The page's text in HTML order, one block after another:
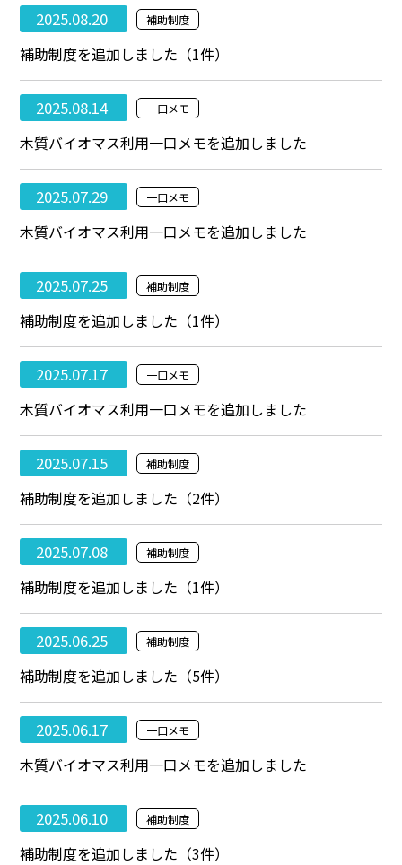
2025.08.20 補助制度
補助制度を追加しました（1件）
2025.08.14 一口メモ
木質バイオマス利用一口メモを追加しました
2025.07.29 一口メモ
木質バイオマス利用一口メモを追加しました
2025.07.25 補助制度
補助制度を追加しました（1件）
2025.07.17 一口メモ
木質バイオマス利用一口メモを追加しました
2025.07.15 補助制度
補助制度を追加しました（2件）
2025.07.08 補助制度
補助制度を追加しました（1件）
2025.06.25 補助制度
補助制度を追加しました（5件）
2025.06.17 一口メモ
木質バイオマス利用一口メモを追加しました
2025.06.10 補助制度
補助制度を追加しました（3件）